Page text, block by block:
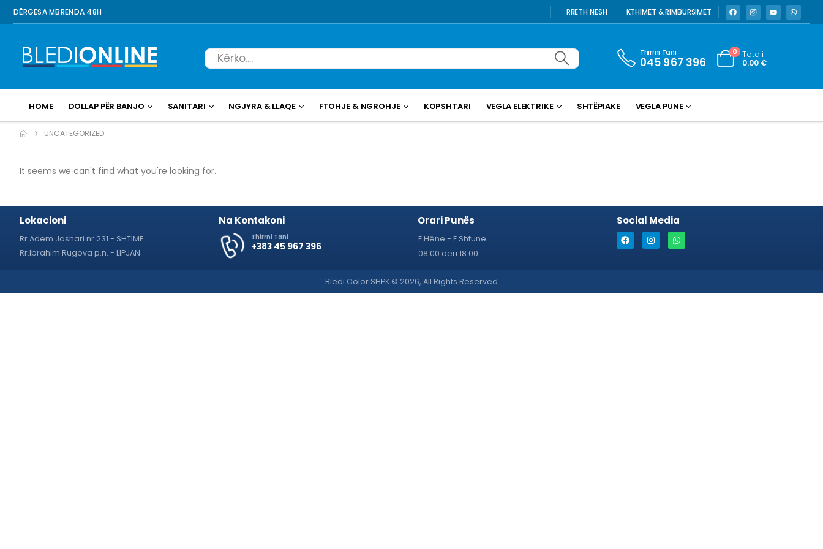
DËRGESA MBRENDA 48H RRETH NESH KTHIMET & RIMBURSIMET
Thirrni Tani
045 967 396
0 Totali
0.00 €
HOME DOLLAP PËR BANJO SANITARI NGJYRA & LLAQE FTOHJE & NGROHJE KOPSHTARI VEGLA ELEKTRIKE SHTËPIAKE VEGLA PUNE
UNCATEGORIZED
It seems we can't find what you're looking for.
Lokacioni
Rr.Adem Jashari nr.231 - SHTIME
Rr.Ibrahim Rugova p.n. - LIPJAN
Na Kontakoni
Thirrni Tani
+383 45 967 396
Orari Punës
E Hëne - E Shtune
08:00 deri 18:00
Social Media
Bledi Color SHPK © 2026, All Rights Reserved